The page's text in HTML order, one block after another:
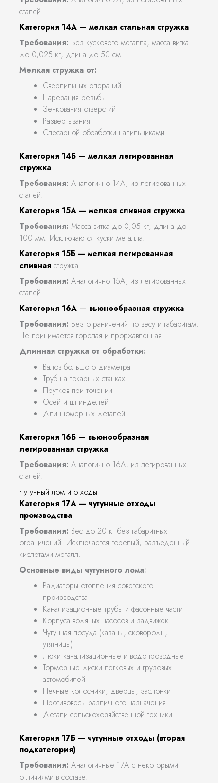
сталей.
Категория 14А — мелкая стальная стружка
Требования: Без кускового металла, масса витка
до 0,025 кг, длина до 50 см.
Мелкая стружка от:
Сверлильных операций
Нарезания резьбы
Зенкования отверстий
Развертывания
Слесарной обработки напильниками
Категория 14Б — мелкая легированная
стружка
Требования: Аналогично 14А, из легированных
сталей.
Категория 15А — мелкая сливная стружка
Требования: Масса витка до 0,05 кг, длина до
100 мм. Исключаются куски металла.
Категория 15Б — мелкая легированная
сливная стружка
Требования: Аналогично 15А, из легированных
сталей.
Категория 16А — вьюнообразная стружка
Требования: Без ограничений по весу и габаритам.
Не принимается горелая и проржавленная.
Длинная стружка от обработки:
Валов большого диаметра
Труб на токарных станках
Прутков при точении
Осей и шпинделей
Длинномерных деталей
Категория 16Б — вьюнообразная
легированная стружка
Требования: Аналогично 16А, из легированных
сталей.
Чугунный лом и отходы
Категория 17А — чугунные отходы
производства
Требования: Вес до 20 кг без габаритных
ограничений. Исключается горелый, разъеденный
кислотами металл.
Основные виды чугунного лома:
Радиаторы отопления советского
производства
Канализационные трубы и фасонные части
Корпуса водяных насосов и задвижек
Чугунная посуда (казаны, сковороды,
утятницы)
Люки канализационные и водопроводные
Тормозные диски легковых и грузовых
автомобилей
Печные колосники, дверцы, заслонки
Противовесы различного назначения
Детали сельскохозяйственной техники
Категория 17Б — чугунные отходы (вторая
подкатегория)
Требования: Аналогичные 17А с некоторыми
отличиями в составе.